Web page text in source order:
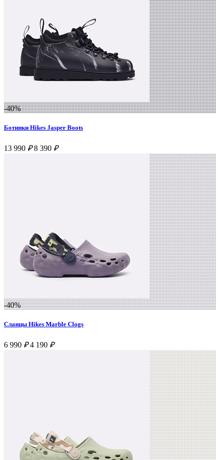
-40%
Ботинки Hikes Jasper Boots
13 990 ₽ 8 390 ₽
-40%
Сланцы Hikes Marble Clogs
6 990 ₽ 4 190 ₽